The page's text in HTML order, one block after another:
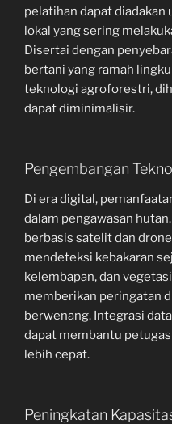
pelatihan dapat diadakan
lokal yang sering
Disertai dengan
bertani yang ramah
teknologi agroforestri,
dapat diminimalisir.
Pengembangan
Di era digital,
dalam pengawasan
berbasis satelit dan
mendeteksi kebakaran
kelembapan, dan
memberikan peringatan
berwenang. Integrasi
dapat membantu
lebih cepat.
Peningkatan